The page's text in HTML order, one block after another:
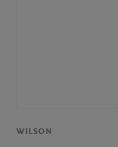
WILSON